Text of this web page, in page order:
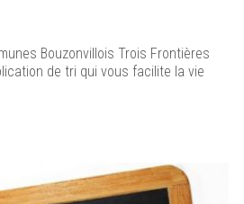
Bouzonvillois Trois Frontières
de tri qui vous facilite la vie